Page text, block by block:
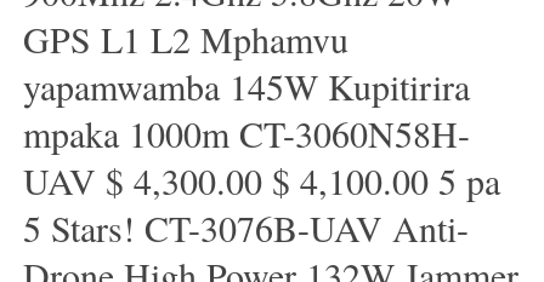
GPS L1 L2 Mphamvu
yapamwamba 145W Kupitirira
mpaka 1000m CT-3060N58H-
UAV $ 4,300.00 $ 4,100.00 5 pa
5 Stars! CT-3076B-UAV Anti-